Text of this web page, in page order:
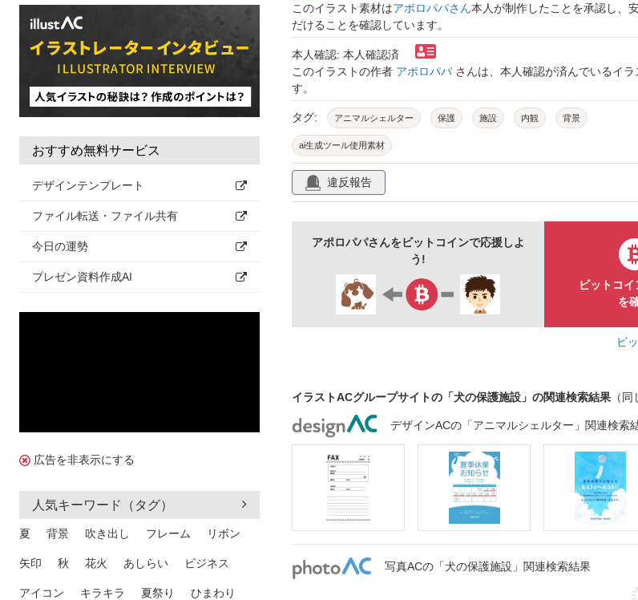
おすすめ無料サービス
デザインテンプレート
ファイル転送・ファイル共有
今日の運勢
プレゼン資料作成AI
広告を非表示にする
人気キーワード（タグ）
夏 背景 吹き出し フレーム リボン
矢印 秋 花火 あしらい ビジネス
アイコン キラキラ 夏祭り ひまわり
このイラスト素材はアポロパパさん本人が制作したことを承認し、
だけることを確認しています。
本人確認: 本人確認済
このイラストの作者 アポロパパ さんは、本人確認が済んでいるイ
す。
タグ: アニマルシェルター 保護 施設 内観 背景
ai生成ツール使用素材
違反報告
アポロパパさんをビットコインで応援しよ
う!
ビットコ
を
ビ
イラストACグループサイトの「犬の保護施設」の関連検索結果 （
デザインACの「アニマルシェルター」関連検索
写真ACの「犬の保護施設」関連検索結果